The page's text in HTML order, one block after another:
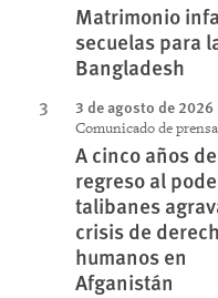
Matrimonio
secuelas para
Bangladesh
3 de agosto de 2026
Comunicado de prensa
A cinco años
regreso al
talibanes
crisis de
humanos en
Afganistán